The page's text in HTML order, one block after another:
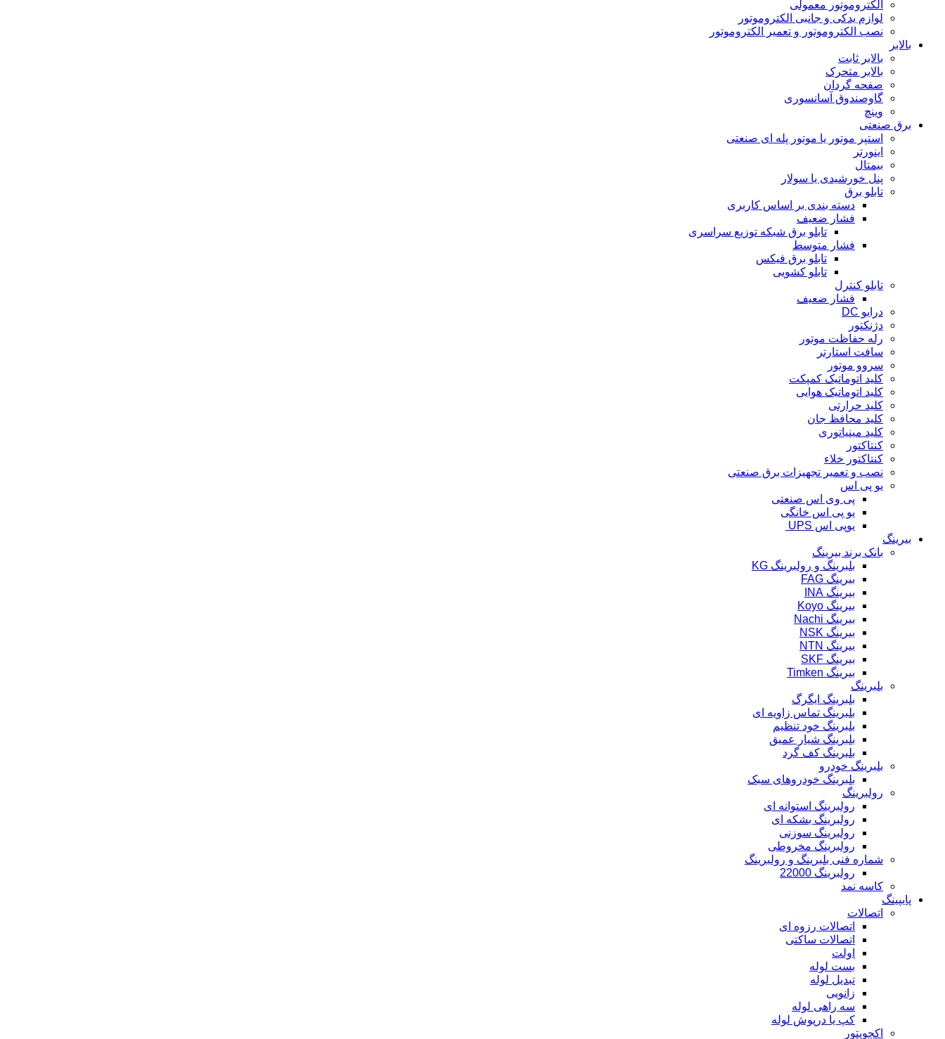
الکتروموتور معمولی
لوازم یدکی و جانبی الکتروموتور
نصب الکتروموتور و تعمیر الکتروموتور
بالابر
بالابر ثابت
بالابر متحرک
صفحه گردان
گاوصندوق آسانسوری
وینچ
برق صنعتی
استپر موتور یا موتور پله ای صنعتی
اینورتر
بیمتال
پنل خورشیدی یا سولار
تابلو برق
دسته بندی بر اساس کاربری
فشار ضعیف
تابلو برق شبکه توزیع سراسری
فشار متوسط
تابلو برق فیکس
تابلو کشویی
تابلو کنترل
فشار ضعیف
درایو DC
دژنکتور
رله حفاظت موتور
سافت استارتر
سروو موتور
کلید اتوماتیک کمپکت
کلید اتوماتیک هوایی
کلید حرارتی
کلید محافظ جان
کلید مینیاتوری
کنتاکتور
کنتاکتور خلاء
نصب و تعمیر تجهیزات برق صنعتی
یو پی اس
پی وی اس صنعتی
یو پی اس خانگی
یوپی اس UPS
بیرینگ
بانک برند بیرینگ
بلبرینگ و رولبرینگ KG
بیرینگ FAG
بیرینگ INA
بیرینگ Koyo
بیرینگ Nachi
بیرینگ NSK
بیرینگ NTN
بیرینگ SKF
بیرینگ Timken
بلبرینگ
بلبرینگ ایگرگ
بلبرینگ تماس زاویه ای
بلبرینگ خود تنظیم
بلبرینگ شیار عمیق
بلبرینگ کف گرد
بلبرینگ خودرو
بلبرینگ خودروهای سبک
رولبرینگ
رولبرینگ استوانه ای
رولبرینگ بشکه ای
رولبرینگ سوزنی
رولبرینگ مخروطی
شماره فنی بلبرینگ و رولبرینگ
رولبرینگ 22000
کاسه نمد
پایپینگ
اتصالات
اتصالات رزوه ای
اتصالات ساکتی
اولت
بست لوله
تبدیل لوله
زانویی
سه راهی لوله
کپ یا درپوش لوله
اکچویتور